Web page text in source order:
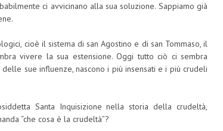
ci avvicinano alla sua soluzione. Sappiamo già
cioè il sistema di san Agostino e di san Tommaso, il
vivere la sua estensione. Oggi tutto ciò ci sembra
sue influenze, nascono i più insensati e i più crudeli
Santa Inquisizione nella storia della crudeltà,
“che cosa è la crudeltà”?